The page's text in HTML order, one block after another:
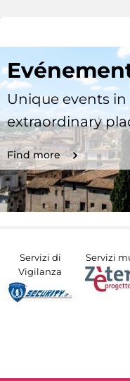
Unique events
extraordinary
Find more
Servizi di
Vigilanza
Servizi